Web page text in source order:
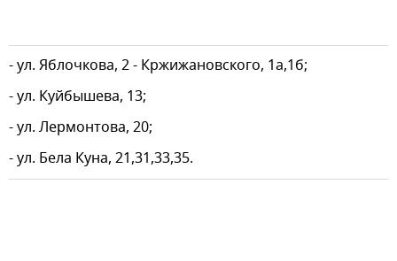
- ул. Яблочкова, 2 - Кржижановского, 1а,1б;
- ул. Куйбышева, 13;
- ул. Лермонтова, 20;
- ул. Бела Куна, 21,31,33,35.